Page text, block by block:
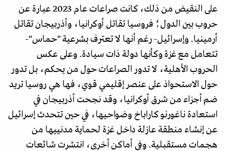
على النقيض من ذلك، كانت صراعات عام 2023 عبارة عن
حروب بين الدول؛ فروسيا تقاتل أوكرانيا، وأذربيجان تقاتل
أرمينيا. وإسرائيل- رغم أنها لا تعترف بشرعية "حماس"-
تتعامل مع غزة وكأنها دولة ذات سيادة. وعلى عكس
الحروب الأهلية، لا تدور الصراعات حول من يحكم، بل تدور
حول الاستحواذ على عنصر إقليمي قوي، فها هي روسيا تريد
ضم أجزاء من شرق أوكرانيا، وقد نجحت أذربيجان في
استعادة ناغورنو كاراباخ وضواحيها، في حين تتحدث إسرائيل
عن إنشاء منطقة عازلة داخل غزة لحماية مدنييها من
هجمات مستقبلية. وفي أماكن أخرى، انتشرت شائعات